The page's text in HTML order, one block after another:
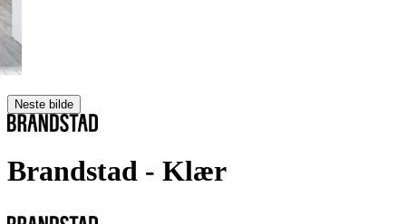
Neste bilde
Brandstad - Klær